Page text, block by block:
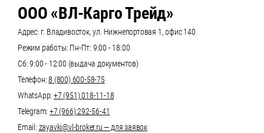
ООО «ВЛ-Карго Трейд»
Адрес: г. Владивосток, ул. Нижнепортовая 1, офис 140
Режим работы: Пн-Пт: 9:00 - 18:00
Сб: 9:00 - 12:00 (выдача документов)
Телефон:8 (800) 600-58-75
WhatsApp: +7 (951) 018-11-18
Telegram: +7 (966) 292-56-41
Email: zayavki@vl-broker.ru — для заявок